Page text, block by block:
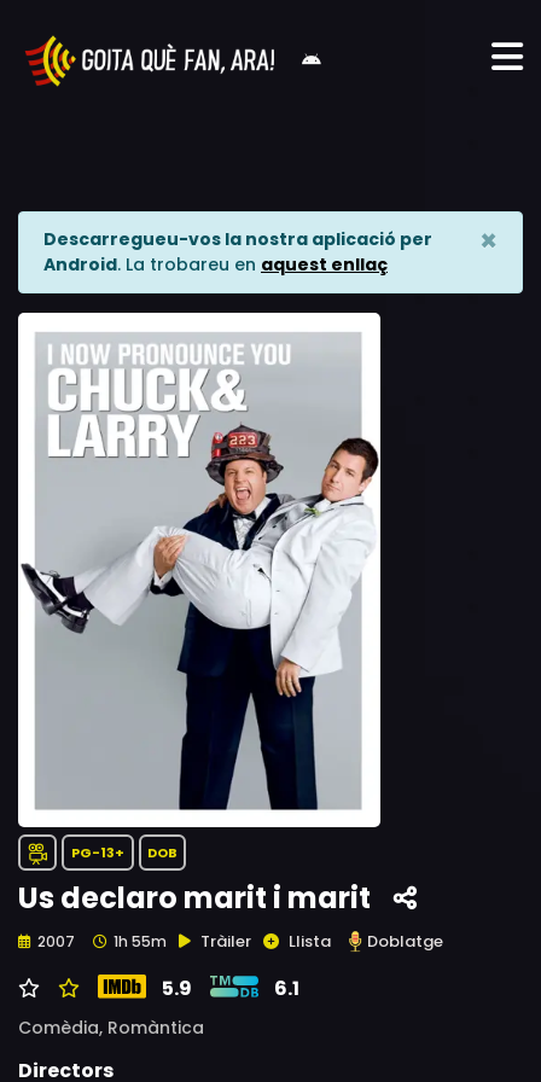
Descarregueu-vos la nostra aplicació per
Android. La trobareu en aquest enllaç
×
PG-13+ DOB
Us declaro marit i marit
2007 1h 55m Tràiler Llista Doblatge
5.9 6.1
Comèdia, Romàntica
Directors